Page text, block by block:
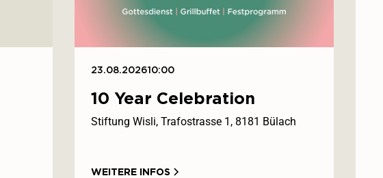
23.08.202610:00
10 Year Celebration
Stiftung Wisli, Trafostrasse 1, 8181 Bülach
WEITERE INFOS